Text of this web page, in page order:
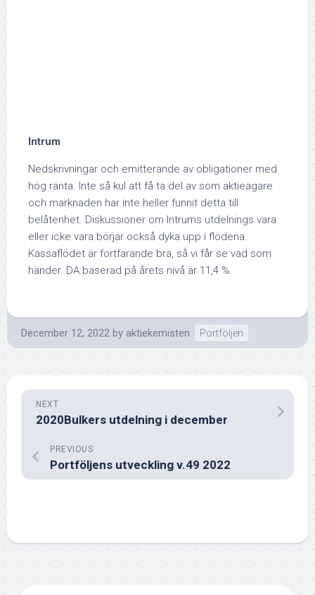
Intrum
Nedskrivningar och emitterande av obligationer med
hög ränta. Inte så kul att få ta del av som aktieägare
och marknaden har inte heller funnit detta till
belåtenhet. Diskussioner om Intrums utdelnings vara
eller icke vara börjar också dyka upp i flödena.
Kassaflödet är fortfarande bra, så vi får se vad som
händer. DA baserad på årets nivå är 11,4 %.
December 12, 2022 by aktiekemisten Portföljen
NEXT
2020Bulkers utdelning i december
PREVIOUS
Portföljens utveckling v.49 2022